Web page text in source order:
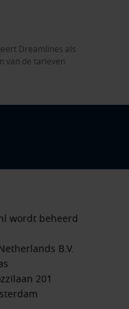
Dreamlines als
van de tarieven
wordt beheerd
B.V.
201